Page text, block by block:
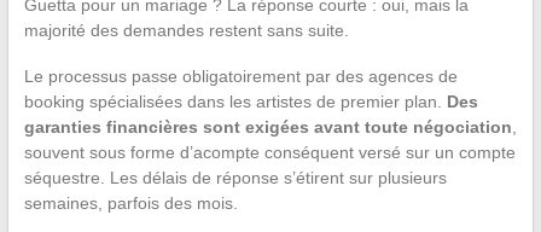
Guetta pour un mariage ? La réponse courte : oui, mais la
majorité des demandes restent sans suite.
Le processus passe obligatoirement par des agences de
booking spécialisées dans les artistes de premier plan. Des
garanties financières sont exigées avant toute négociation
souvent sous forme d’acompte conséquent versé sur un compte
séquestre. Les délais de réponse s’étirent sur plusieurs
semaines, parfois des mois.